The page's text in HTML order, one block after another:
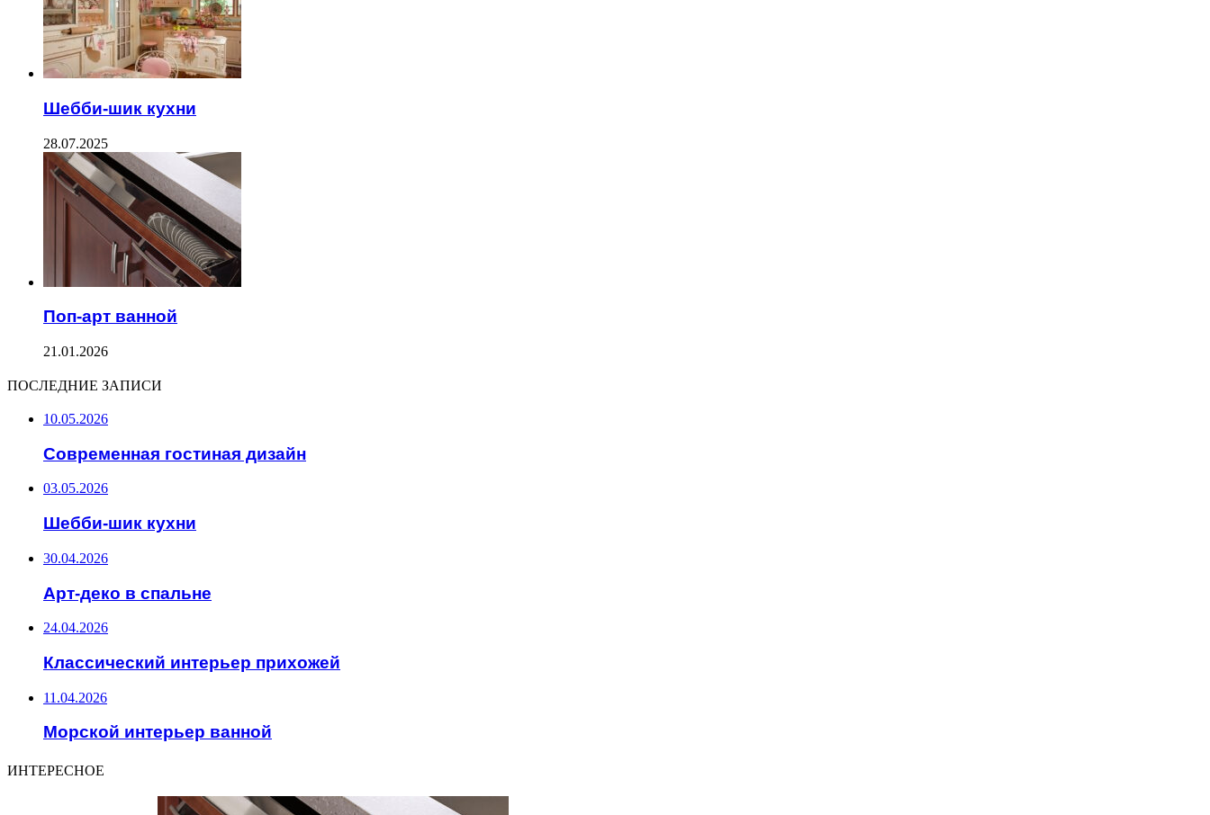
Шебби-шик кухни
28.07.2025
Поп-арт ванной
21.01.2026
ПОСЛЕДНИЕ ЗАПИСИ
10.05.2026
Современная гостиная дизайн
03.05.2026
Шебби-шик кухни
30.04.2026
Арт-деко в спальне
24.04.2026
Классический интерьер прихожей
11.04.2026
Морской интерьер ванной
ИНТЕРЕСНОЕ